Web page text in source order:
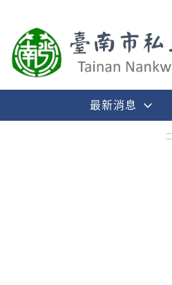
最新消息
:::